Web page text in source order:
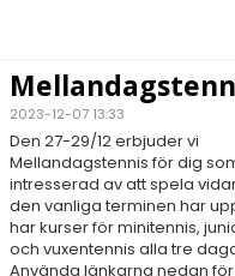
TERMINSTRÄNING HT & VT
TRÄNING SOMMAR
AKTIVITETER & LÄGER
2023-12-07 13:33
Den 27-29/12 erbjuder vi
Mellandagstennis för dig
intresserad av att spela
den vanliga terminen har
har kurser för minitennis,
och vuxentennis alla tre
Använda länkarna nedan